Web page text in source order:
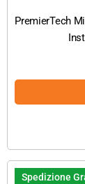
PremierTech
Spedizione